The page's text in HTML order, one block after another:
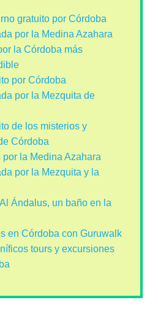
gratuito por Córdoba
por la Medina Azahara
la Córdoba más
por Córdoba
por la Mezquita de
de los misterios y
Córdoba
por la Medina Azahara
por la Mezquita y la
Ándalus, un baño en la
en Córdoba con Guruwalk
tours y excursiones